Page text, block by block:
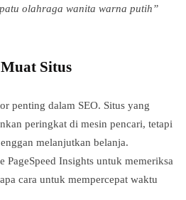
olahraga wanita warna putih”
Situs
penting dalam SEO. Situs yang
peringkat di mesin pencari, tetapi
melanjutkan belanja.
PageSpeed Insights untuk memeriksa
cara untuk mempercepat waktu